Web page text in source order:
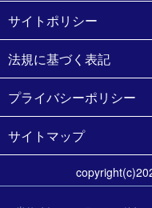
サイトポリシー
法規に基づく表記
プライバシーポリシー
サイトマップ